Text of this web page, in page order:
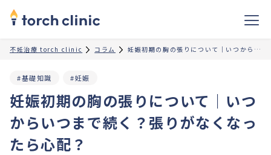
不妊治療 torch clinic コラム 妊娠初期の胸の張りについて｜いつからいつまで続く？張りがなくなったら心配？
妊娠初期の胸の張りについて｜いつ
からいつまで続く？張りがなくなっ
たら心配？
#基礎知識 #妊娠